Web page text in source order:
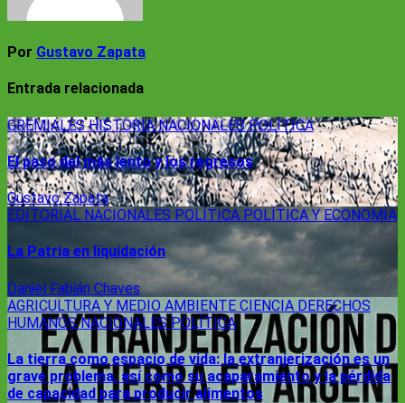
Por Gustavo Zapata
Entrada relacionada
GREMIALESHISTORIANACIONALESPOLÍTICA
El paso del más lento y los regresos
Gustavo Zapata
EDITORIAL NACIONALES POLÍTICA POLÍTICA Y ECONOMÍA
La Patria en liquidación
Daniel Fabián Chaves
AGRICULTURA Y MEDIO AMBIENTE CIENCIA DERECHOS
HUMANOSNACIONALES POLÍTICA
La tierra como espacio de vida: la extranjerización es un
grave problema, así como su acaparamiento y la pérdida
de capacidad para producir alimentos